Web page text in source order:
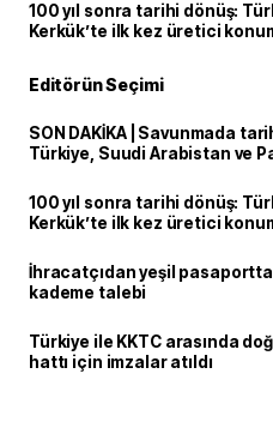
100 yıl sonra tarihi dönüş:
Kerkük’te ilk kez üretici
Editörün Seçimi
SON DAKİKA | Savunmada
Türkiye, Suudi Arabistan ve
100 yıl sonra tarihi dönüş:
Kerkük’te ilk kez üretici
İhracatçıdan yeşil pasaportta
kademe talebi
Türkiye ile KKTC arasında
hattı için imzalar atıldı